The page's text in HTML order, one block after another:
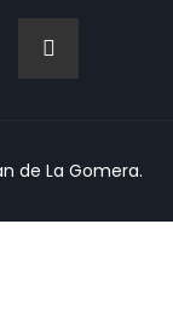
de La Gomera.